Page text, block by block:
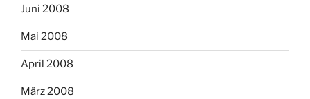
Juni 2008
Mai 2008
April 2008
März 2008